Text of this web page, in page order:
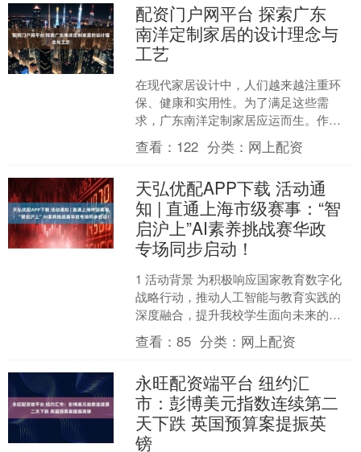
配资门户网平台 探索广东
南洋定制家居的设计理念与
工艺
在现代家居设计中，人们越来越注重环
保、健康和实用性。为了满足这些需
求，广东南洋定制家居应运而生。作为
一种新型的家居材料，全铝家居以其独
特的设计理念和精湛的工艺，....
查看： 122 分类： 网上配资
天弘优配APP下载 活动通
知 | 直通上海市级赛事：“智
启沪上”AI素养挑战赛华政
专场同步启动！
1 活动背景 为积极响应国家教育数字化
战略行动，推动人工智能与教育实践的
深度融合，提升我校学生面向未来的综
合竞争力，现依托“创新树Literacy AI”平
台，....
查看：85 分类： 网上配资
永旺配资端平台 纽约汇
市：彭博美元指数连续第二
天下跌 英国预算案提振英
镑